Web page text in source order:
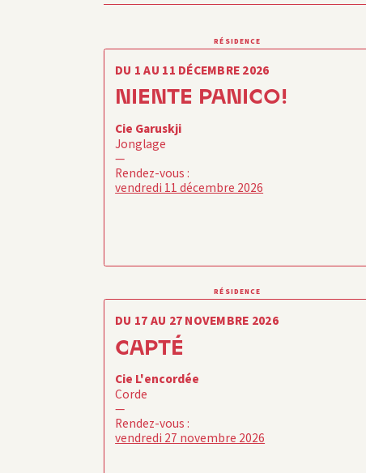
RÉSIDENCE
DU 1 AU 11 DÉCEMBRE 2026
NIENTE PANICO!
Cie Garuskji
Jonglage
—
Rendez-vous :
vendredi 11 décembre 2026
RÉSIDENCE
DU 17 AU 27 NOVEMBRE 2026
CAPTÉ
Cie L'encordée
Corde
—
Rendez-vous :
vendredi 27 novembre 2026